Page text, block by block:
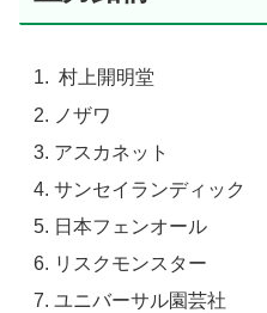
村上開明堂
ノザワ
アスカネット
サンセイランディック
日本フェンオール
リスクモンスター
ユニバーサル園芸社